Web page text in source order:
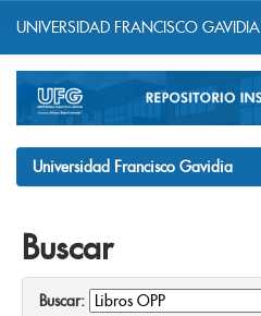
navigation
UNIVERSIDAD FRANCISCO GAVIDIA
Universidad Francisco Gavidia
Buscar
Buscar: